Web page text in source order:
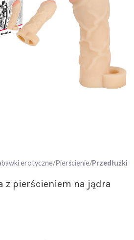
erotyczne Pierścienie Przedłużki
z pierścieniem na jądra